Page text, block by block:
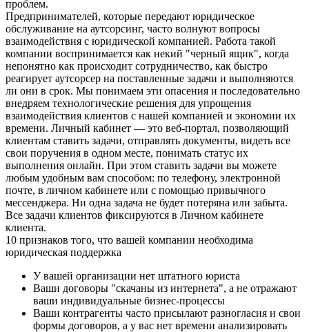
проблем.
Предпринимателей, которые передают юридическое
обслуживание на аутсорсинг, часто волнуют вопросы
взаимодействия с юридической компанией. Работа такой
компании воспринимается как некий "черный ящик", когда
непонятно как происходит сотрудничество, как быстро
реагирует аутсорсер на поставленные задачи и выполняются
ли они в срок. Мы понимаем эти опасения и последовательно
внедряем технологические решения для упрощения
взаимодействия клиентов с нашей компанией и экономии их
времени. Личный кабинет — это веб-портал, позволяющий
клиентам ставить задачи, отправлять документы, видеть все
свои поручения в одном месте, понимать статус их
выполнения онлайн. При этом ставить задачи вы можете
любым удобным вам способом: по телефону, электронной
почте, в личном кабинете или с помощью привычного
мессенджера. Ни одна задача не будет потеряна или забыта.
Все задачи клиентов фиксируются в Личном кабинете
клиента.
10 признаков того, что вашей компании необходима
юридическая поддержка
У вашей организации нет штатного юриста
Ваши договоры "скачаны из интернета", а не отражают
ваши индивидуальные бизнес-процессы
Ваши контрагенты часто присылают разногласия и свои
формы договоров, а у вас нет времени анализировать